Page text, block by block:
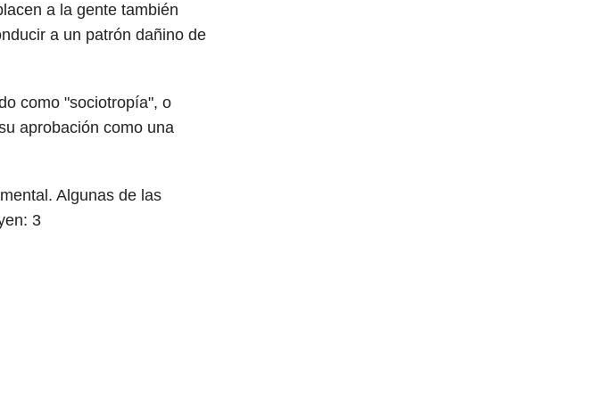
a la gente también
a un patrón dañino de
como "sociotropía", o
aprobación como una
Algunas de las
3